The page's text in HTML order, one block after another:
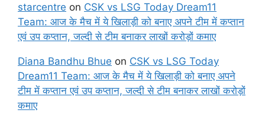
starcentre on CSK vs LSG Today Dream11
Team: आज के मैच में ये खिलाड़ी को बनाए अपने टीम में कप्तान
एवं उप कप्तान, जल्दी से टीम बनाकर लाखों करोड़ों कमाए
Diana Bandhu Bhue on CSK vs LSG Today
Dream11 Team: आज के मैच में ये खिलाड़ी को बनाए अपने
टीम में कप्तान एवं उप कप्तान, जल्दी से टीम बनाकर लाखों करोड़ों
कमाए